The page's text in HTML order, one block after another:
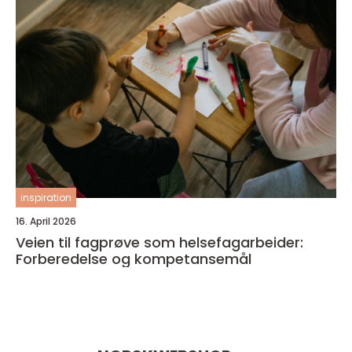
inspiration
16. April 2026
Veien til fagprøve som helsefagarbeider:
Forberedelse og kompetansemål